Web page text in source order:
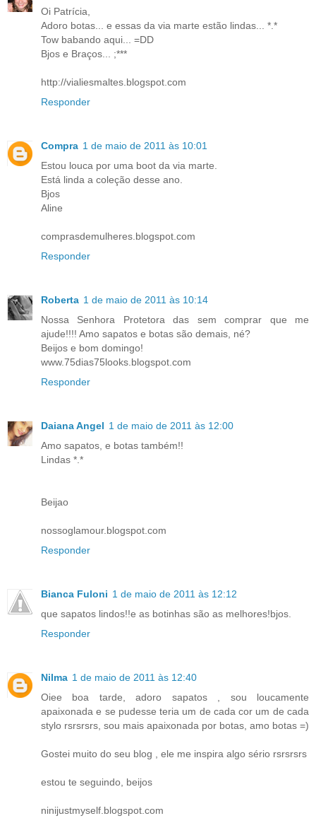
Oi Patrícia,
Adoro botas... e essas da via marte estão lindas... *.*
Tow babando aqui... =DD
Bjos e Braços... ;***
http://vialiesmaltes.blogspot.com
Responder
Compra 1 de maio de 2011 às 10:01
Estou louca por uma boot da via marte.
Está linda a coleção desse ano.
Bjos
Aline
comprasdemulheres.blogspot.com
Responder
Roberta 1 de maio de 2011 às 10:14
Nossa Senhora Protetora das sem comprar que me
ajude!!!! Amo sapatos e botas são demais, né?
Beijos e bom domingo!
www.75dias75looks.blogspot.com
Responder
Daiana Angel 1 de maio de 2011 às 12:00
Amo sapatos, e botas também!!
Lindas *.*
Beijao
nossoglamour.blogspot.com
Responder
Bianca Fuloni 1 de maio de 2011 às 12:12
que sapatos lindos!!e as botinhas são as melhores!bjos.
Responder
Nilma 1 de maio de 2011 às 12:40
Oiee boa tarde, adoro sapatos , sou loucamente
apaixonada e se pudesse teria um de cada cor um de cada
stylo rsrsrsrs, sou mais apaixonada por botas, amo botas =)
Gostei muito do seu blog , ele me inspira algo sério rsrsrsrs
estou te seguindo, beijos
ninijustmyself.blogspot.com